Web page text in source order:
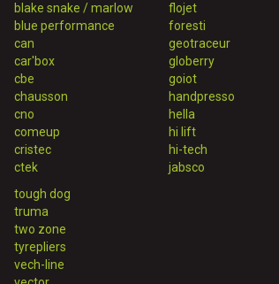
blake snake / marlow
blue performance
can
car'box
cbe
chausson
cno
comeup
cristec
ctek
flojet
foresti
geotraceur
globerry
goiot
handpresso
hella
hi lift
hi-tech
jabsco
tough dog
truma
two zone
tyrepliers
vech-line